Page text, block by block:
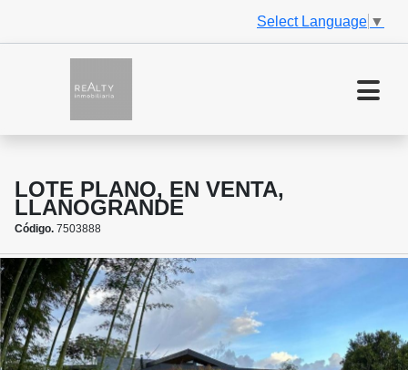
Select Language ▼
LOTE PLANO, EN VENTA,
LLANOGRANDE
Código. 7503888